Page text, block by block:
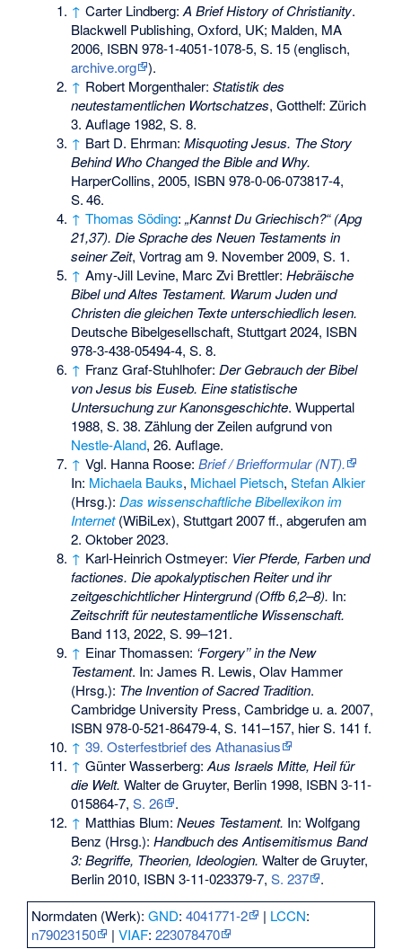
↑ Carter Lindberg:A Brief History of Christianity.
Blackwell Publishing, Oxford, UK; Malden, MA
2006, ISBN 978-1-4051-1078-5,S. 15 (englisch,
archive.org
).
↑ Robert Morgenthaler:Statistik des
neutestamentlichen Wortschatzes, Gotthelf: Zürich
3. Auflage 1982, S. 8.
↑ Bart D. Ehrman:Misquoting Jesus. The Story
Behind Who Changed the Bible and Why.
HarperCollins, 2005, ISBN 978-0-06-073817-4,
S.46.
↑ Thomas Söding:„Kannst Du Griechisch?“ (Apg
21,37). Die Sprache des Neuen Testaments in
seiner Zeit, Vortrag am 9. November 2009, S. 1.
↑ Amy-Jill Levine, Marc Zvi Brettler:Hebräische
Bibel und Altes Testament. Warum Juden und
Christen die gleichen Texte unterschiedlich lesen.
Deutsche Bibelgesellschaft, Stuttgart 2024, ISBN
978-3-438-05494-4, S. 8.
↑ Franz Graf-Stuhlhofer:Der Gebrauch der Bibel
von Jesus bis Euseb. Eine statistische
Untersuchung zur Kanonsgeschichte. Wuppertal
1988, S. 38. Zählung der Zeilen aufgrund von
Nestle-Aland, 26. Auflage.
↑ Vgl. Hanna Roose:Brief / Briefformular (NT).
In: Michaela Bauks, Michael Pietsch,Stefan Alkier
(Hrsg.):Das wissenschaftliche Bibellexikon im
Internet(WiBiLex), Stuttgart 2007 ff., abgerufen am
2. Oktober 2023.
↑ Karl-Heinrich Ostmeyer: Vier Pferde, Farben und
factiones. Die apokalyptischen Reiter und ihr
zeitgeschichtlicher Hintergrund (Offb 6,2–8). In:
Zeitschrift für neutestamentliche Wissenschaft.
Band 113, 2022, S. 99–121.
↑ Einar Thomassen: ‘Forgery’’ in the New
Testament. In: James R. Lewis, Olav Hammer
(Hrsg.): The Invention of Sacred Tradition.
Cambridge University Press, Cambridge u. a. 2007,
ISBN 978-0-521-86479-4, S. 141–157, hier S. 141 f.
↑ 39. Osterfestbrief des Athanasius
↑ Günter Wasserberg:Aus Israels Mitte, Heil für
die Welt. Walter de Gruyter, Berlin 1998, ISBN 3-11-
015864-7,S. 26
.
↑ Matthias Blum:Neues Testament. In: Wolfgang
Benz (Hrsg.):Handbuch des Antisemitismus Band
3: Begriffe, Theorien, Ideologien. Walter de Gruyter,
Berlin 2010, ISBN 3-11-023379-7,S. 237
.
Normdaten (Werk):GND:4041771-2 | LCCN:
n79023150
|VIAF:223078470